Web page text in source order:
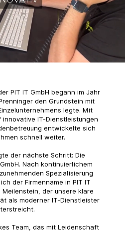
PIT IT GmbH begann im Jahr
den Grundstein mit
legte. Mit
innovative IT-Dienstleistungen
entwickelte sich
schnell weiter.
der nächste Schritt: Die
Nach kontinuierlichem
Spezialisierung
der Firmenname in PIT IT
Meilenstein, der unsere klare
als moderner IT-Dienstleister
Team, das mit Leidenschaft